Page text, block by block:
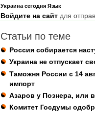
Украина сегодня Язык
Войдите на сайт для
Статьи по теме
Россия собирается
Украина не отпускает
Таможня России с 14
импорт
Азаров у Познера, или
Комитет Госдумы